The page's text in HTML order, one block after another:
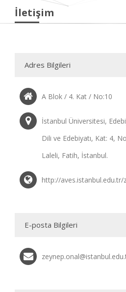
İletişim
Adres Bilgileri
A Blok / 4. Kat / No:10
İstanbul Üniversitesi,
Dili ve Edebiyatı, Kat: 4,
Laleli, Fatih, İstanbul.
http://aves.istanbul.edu.tr/
E-posta Bilgileri